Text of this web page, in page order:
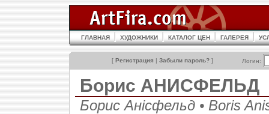
ГЛАВНАЯ ХУДОЖНИКИ КАТАЛОГ ЦЕН ГАЛЕРЕЯ
[ Регистрация | Забыли пароль? ] Логин:
Борис АНИСФЕЛЬД
Борис Анісфельд • Boris